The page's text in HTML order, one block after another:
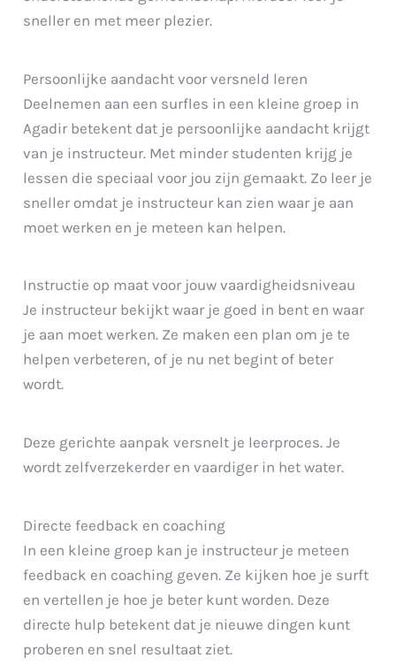
sneller en met meer plezier.
Persoonlijke aandacht voor versneld leren
Deelnemen aan een surfles in een kleine groep in
Agadir betekent dat je persoonlijke aandacht krijgt
van je instructeur. Met minder studenten krijg je
lessen die speciaal voor jou zijn gemaakt. Zo leer je
sneller omdat je instructeur kan zien waar je aan
moet werken en je meteen kan helpen.
Instructie op maat voor jouw vaardigheidsniveau
Je instructeur bekijkt waar je goed in bent en waar
je aan moet werken. Ze maken een plan om je te
helpen verbeteren, of je nu net begint of beter
wordt.
Deze gerichte aanpak versnelt je leerproces. Je
wordt zelfverzekerder en vaardiger in het water.
Directe feedback en coaching
In een kleine groep kan je instructeur je meteen
feedback en coaching geven. Ze kijken hoe je surft
en vertellen je hoe je beter kunt worden. Deze
directe hulp betekent dat je nieuwe dingen kunt
proberen en snel resultaat ziet.